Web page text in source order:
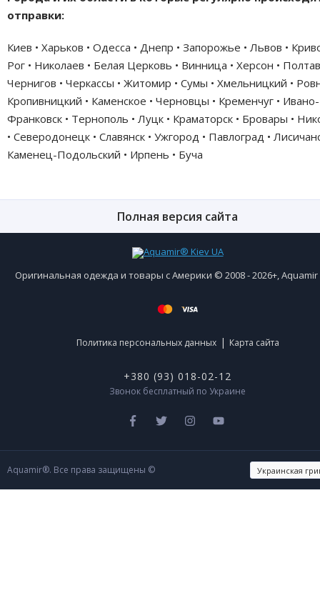
отправки:
Киев • Харьков • Одесса • Днепр • Запорожье • Львов •
Рог • Николаев • Белая Церковь • Винница • Херсон •
Чернигов • Черкассы • Житомир • Сумы • Хмельницкий •
Кропивницкий • Каменское • Черновцы • Кременчуг • Ивано-
Франковск • Тернополь • Луцк • Краматорск • Бровары •
• Северодонецк • Славянск • Ужгород • Павлоград •
Каменец-Подольский • Ирпень • Буча
Полная версия сайта
Оригинальная одежда и товары с Америки © 2008 - 2026+,
Политика персональных данных | Карта сайта
+380 (93) 018-02-12
Звонок бесплатный по Украине
Aquamir®. Все права защищены ©